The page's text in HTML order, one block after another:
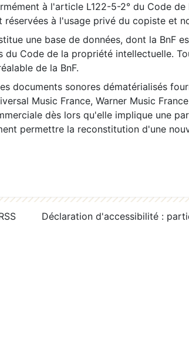
à l'article L122-5-2° du Code
à l'usage privé du copiste et
une base de données, dont la BnF
du Code de la propriété intellectuelle.
de la BnF.
documents sonores dématérialisés
Music France, Warner Music
dès lors qu'elle implique une
permettre la reconstitution d'une
Déclaration d'accessibilité :